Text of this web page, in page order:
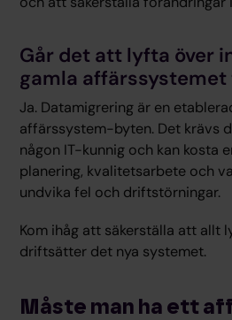
Går det att lyfta över
gamla affärssystemet
Ja. Datamigrering är en
affärssystem-byten. Det krävs
någon IT-kunnig och kan kosta
planering, kvalitetsarbete och
undvika fel och driftstörningar.
Kom ihåg att säkerställa att allt
driftsätter det nya systemet.
Måste man ha ett